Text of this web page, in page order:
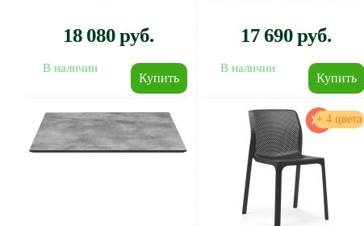
18 080 руб.
В наличии
17 690 руб.
В наличии
+ 4 цвета